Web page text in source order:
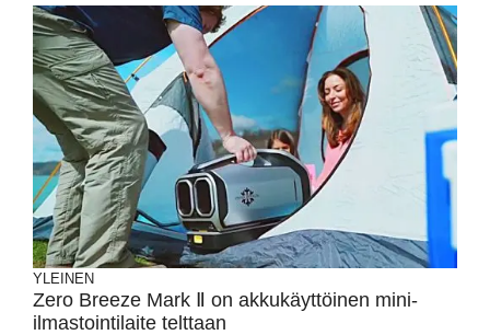
YLEINEN
Zero Breeze Mark Ⅱ on akkukäyttöinen mini-
ilmastointilaite telttaan